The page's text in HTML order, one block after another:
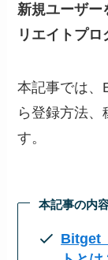
新規ユーザー
リエイトプロ
本記事では、
ら登録方法、
す。
本記事の内
Bitget